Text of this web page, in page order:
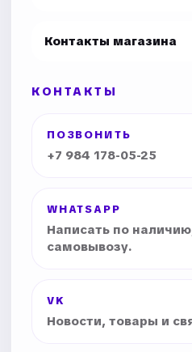
Контакты магазина
КОНТАКТЫ
ПОЗВОНИТЬ
+7 984 178-05-25
WHATSAPP
Написать по
самовывозу.
VK
Новости, товары и